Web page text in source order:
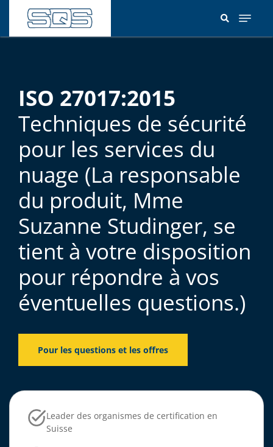
contenu
ISO 27017:2015
Techniques de sécurité
pour les services du
nuage (La responsable
du produit, Mme
Suzanne Studinger, se
tient à votre disposition
pour répondre à vos
éventuelles questions.)
Pour les questions et les offres
Leader des organismes de certification en
Suisse